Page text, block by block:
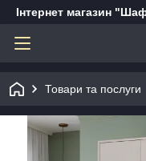
Інтернет магазин
Товари та послуги